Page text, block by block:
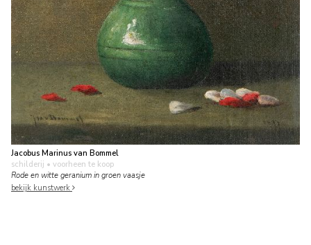
Jacobus Marinus van Bommel
schilderij • voorheen te koop
Rode en witte geranium in groen vaasje
bekijk kunstwerk